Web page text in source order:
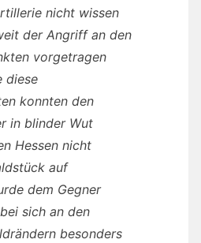
nicht wissen
der Angriff an den
vorgetragen
diese
konnten den
in blinder Wut
Hessen nicht
auf
dem Gegner
sich an den
besonders